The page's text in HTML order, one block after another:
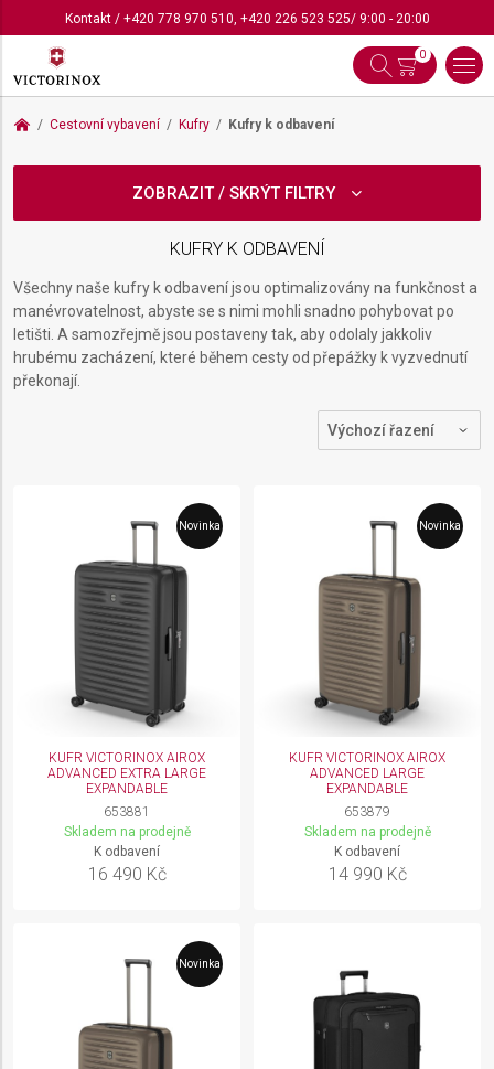
Kontakt/ +420 778 970 510, +420 226 523 525/ 9:00 - 20:00
0
Cestovní vybavení Kufry Kufry k odbavení
ZOBRAZIT / SKRÝT FILTRY
KUFRY K ODBAVENÍ
Všechny naše kufry k odbavení jsou optimalizovány na funkčnost a
manévrovatelnost, abyste se s nimi mohli snadno pohybovat po
letišti. A samozřejmě jsou postaveny tak, aby odolaly jakkoliv
hrubému zacházení, které během cesty od přepážky k vyzvednutí
překonají.
Novinka
KUFR VICTORINOX AIROX
ADVANCED EXTRA LARGE
EXPANDABLE
653881
Skladem na prodejně
K odbavení
16 490 Kč
Novinka
KUFR VICTORINOX AIROX
ADVANCED LARGE
EXPANDABLE
653879
Skladem na prodejně
K odbavení
14 990 Kč
Novinka